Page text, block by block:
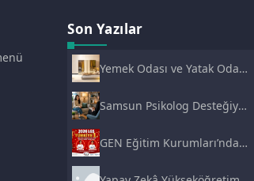
Son Yazılar
Yemek Odası ve Yatak Odası
Memnun Kalmanın Püf
Noktaları
Samsun Psikolog Desteğiyle
Atakum’da Psikolojik
Danışmanlığın Önemi
GEN Eğitim Kurumları’ndan
Birinciliği